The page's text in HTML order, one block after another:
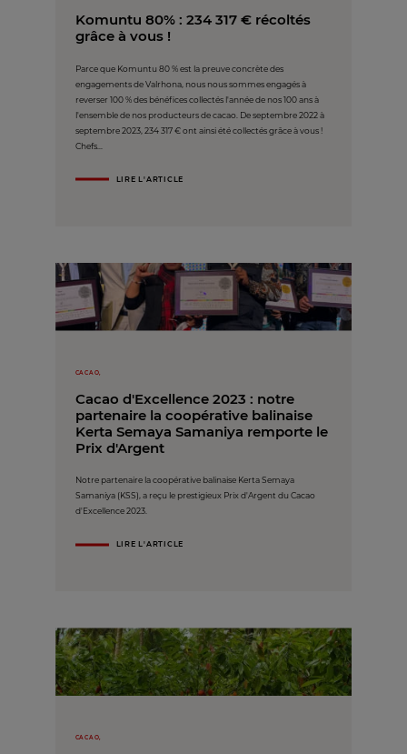
Komuntu 80% : 234 317 € récoltés
grâce à vous !
Parce que Komuntu 80 % est la preuve concrète des
engagements de Valrhona, nous nous sommes engagés à
reverser 100 % des bénéfices collectés l'année de nos 100 ans à
l'ensemble de nos producteurs de cacao.​ De septembre 2022 à
septembre 2023, 234 317 € ont ainsi été collectés grâce à vous !
Chefs...
LIRE L'ARTICLE
CACAO,
Cacao d'Excellence 2023 : notre
partenaire la coopérative balinaise
Kerta Semaya Samaniya remporte le
Prix d'Argent
Notre partenaire la coopérative balinaise Kerta Semaya
Samaniya (KSS), a reçu le prestigieux Prix d'Argent du Cacao
d'Excellence 2023.
LIRE L'ARTICLE
CACAO,